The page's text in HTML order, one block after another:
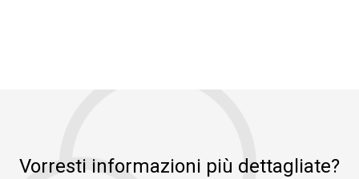
Vorresti informazioni più dettagliate?